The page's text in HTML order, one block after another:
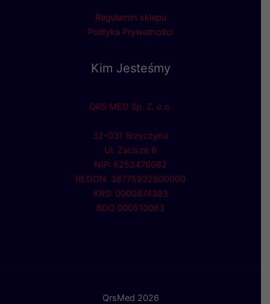
Regulamin sklepu
Polityka Prywatności
Kim Jesteśmy
QRS MED Sp. Z. o.o.
32-031 Brzyczyna
Ul. Zacisze 6
NIP: 6252476082
REGON: 38775932800000
KRS: 0000874393
BDO 000510063
QrsMed 2026